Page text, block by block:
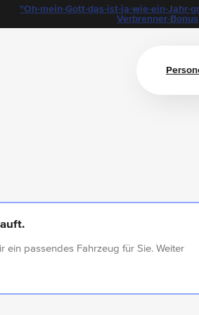
"Oh-mein-Gott-das-ist-ja-wie-ein-Jahr-
Verbrenner-Bonus
passendes Fahrzeug für Sie. Weiter